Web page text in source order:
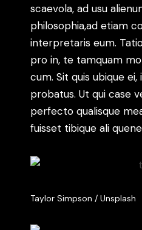
scaevola, ad usu
philosophia,ad etiam
interpretaris eum.
pro in, te tamquam
cum. Sit quis ubique
probatus. Ut qui case
perfecto qualisque
fuisset tibique ali
Taylor Simpson / Unsplash